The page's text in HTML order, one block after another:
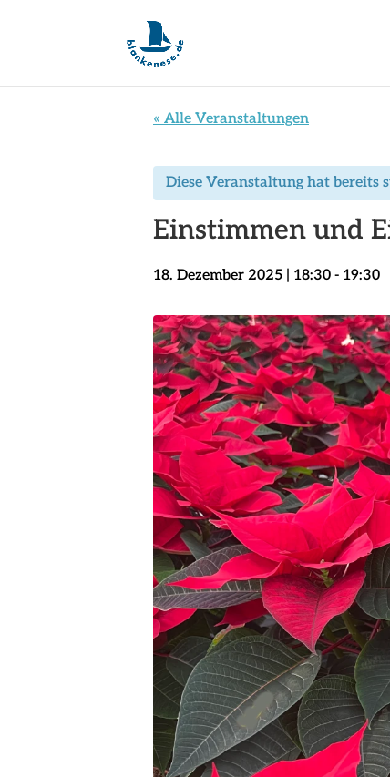
« Alle Veranstaltungen
Diese Veranstaltung hat bereits
Einstimmen und
18. Dezember 2025 | 18:30 - 19:30